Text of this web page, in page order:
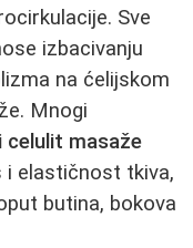
Sve
izbacivanju
na ćelijskom
Mnogi
celulit masaže
i elastičnost tkiva,
butina, bokova